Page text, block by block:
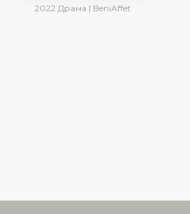
2022 Драма | BeniAffet